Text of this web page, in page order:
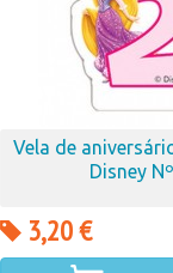
Vela de
Disney
3,20 €